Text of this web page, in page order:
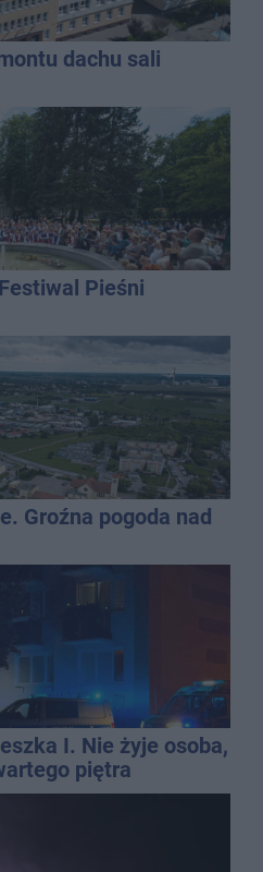
dachu sali
Pieśni
Groźna pogoda nad
I. Nie żyje osoba,
piętra